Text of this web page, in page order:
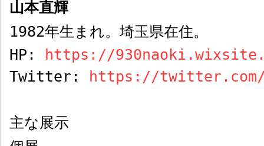
山本直輝
1982年生まれ。 埼玉県在住。
HP:
https://
Twitter:
https://twitter.com/
主な展示